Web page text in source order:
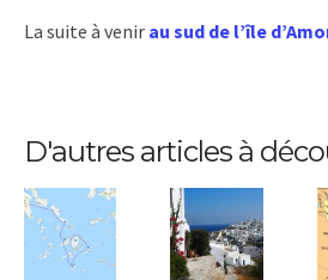
La suite à venir au sud de l’île
D'autres articles à